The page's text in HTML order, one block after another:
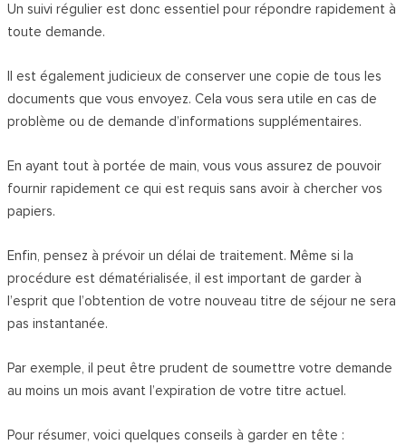
Un suivi régulier est donc essentiel pour répondre rapidement à
toute demande.
Il est également judicieux de conserver une copie de tous les
documents que vous envoyez. Cela vous sera utile en cas de
problème ou de demande d’informations supplémentaires.
En ayant tout à portée de main, vous vous assurez de pouvoir
fournir rapidement ce qui est requis sans avoir à chercher vos
papiers.
Enfin, pensez à prévoir un délai de traitement. Même si la
procédure est dématérialisée, il est important de garder à
l’esprit que l’obtention de votre nouveau titre de séjour ne sera
pas instantanée.
Par exemple, il peut être prudent de soumettre votre demande
au moins un mois avant l’expiration de votre titre actuel.
Pour résumer, voici quelques conseils à garder en tête :